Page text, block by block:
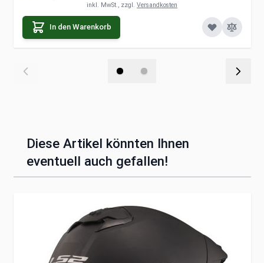
inkl. MwSt., zzgl. Versandkosten
In den Warenkorb
Diese Artikel könnten Ihnen
eventuell auch gefallen!